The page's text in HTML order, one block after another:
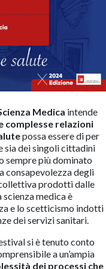
Medica intende
complesse relazioni
possa essere di per
sia dei singoli cittadini
sempre più dominato
consapevolezza degli
prodotti dalle
medica è
e lo scetticismo indotti
dei servizi sanitari.
si è tenuto conto
a un’ampia
dei processi che